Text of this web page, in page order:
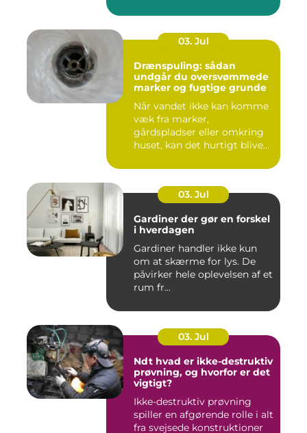
03. Jul
Drænspuling: sådan
undgår du oversvømmede
marker og fugtige grunde
Når vandet ikke kan komme
væk fra marker,
gårdspladser eller omkring
huset, kan det hurtigt blive
03. Jul
Gardiner der gør en forskel
i hverdagen
Gardiner handler ikke kun
om at skærme for lys. De
påvirker hele oplevelsen af et
rum fr...
03. Jul
Ndt hvad er ikke-destruktiv
prøvning, og hvorfor er det
vigtigt?
Ikke-destruktiv prøvning
spiller en afgørende rolle i alt
fra svejsede konstruktioner